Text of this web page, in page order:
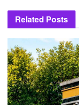
Related Posts